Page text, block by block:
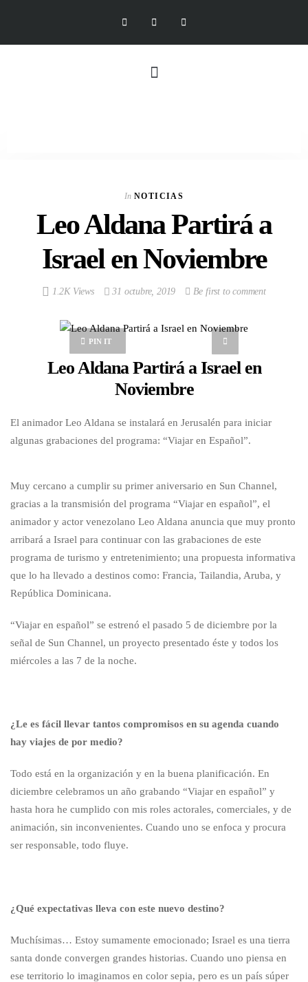
In NOTICIAS
Leo Aldana Partirá a
Israel en Noviembre
1.2K Views 31 octubre, 2019 Be first to comment
PIN IT
Leo Aldana Partirá a Israel en
Noviembre
El animador Leo Aldana se instalará en Jerusalén para iniciar
algunas grabaciones del programa: “Viajar en Español”.
Muy cercano a cumplir su primer aniversario en Sun Channel,
gracias a la transmisión del programa “Viajar en español”, el
animador y actor venezolano Leo Aldana anuncia que muy pronto
arribará a Israel para continuar con las grabaciones de este
programa de turismo y entretenimiento; una propuesta informativa
que lo ha llevado a destinos como: Francia, Tailandia, Aruba, y
República Dominicana.
“Viajar en español” se estrenó el pasado 5 de diciembre por la
señal de Sun Channel, un proyecto presentado éste y todos los
miércoles a las 7 de la noche.
¿Le es fácil llevar tantos compromisos en su agenda cuando
hay viajes de por medio?
Todo está en la organización y en la buena planificación. En
diciembre celebramos un año grabando “Viajar en español” y
hasta hora he cumplido con mis roles actorales, comerciales, y de
animación, sin inconvenientes. Cuando uno se enfoca y procura
ser responsable, todo fluye.
¿Qué expectativas lleva con este nuevo destino?
Muchísimas… Estoy sumamente emocionado; Israel es una tierra
santa donde convergen grandes historias. Cuando uno piensa en
ese territorio lo imaginamos en color sepia, pero es un país súper